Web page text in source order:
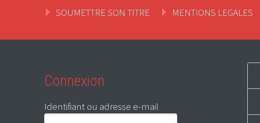
SOUMETTRE SON TITRE MENTIONS LEGALES
Connexion
Identifiant ou adresse e-mail